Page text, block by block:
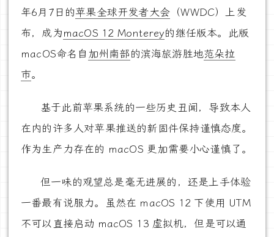
年6月7日的苹果全球开发者大会 （WWDC）上发
布，成为 macOS 12 Monterey的继任版本。此版
macOS命名自 加州 南部的滨海旅游胜地范朵拉
市。
基于此前苹果系统的一些历史丑闻，导致本人
在内的许多人对苹果推送的新固件保持谨慎态度。
作为生产力存在的 macOS 更加需要小心谨慎了。
但一味的观望总是毫无进展的，还是上手体验
一番最有说服力。虽然在 macOS 12 下使用 UTM
不可以直接启动 macOS 13 虚拟机，但是可以通